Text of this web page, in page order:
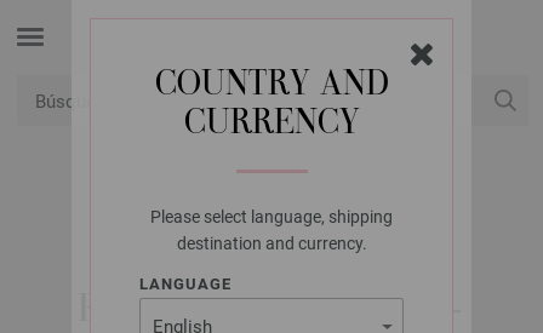
COUNTRY AND
CURRENCY
Please select language, shipping
destination and currency.
LANGUAGE
LANA GROSSA
GOMITOLO NO. 15 -
REVISTA ALEMANA +